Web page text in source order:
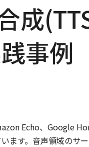
アプリアーキテクチャ
min JA Dialogs
開発ツール
成
事例
Echo、Google
ます。音声領域のサ